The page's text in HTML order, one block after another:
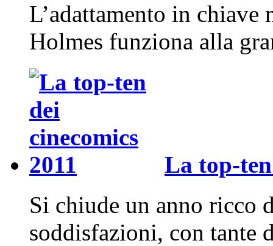
L’adattamento in
Holmes funziona alla
La top-
Si chiude un anno ricco
soddisfazioni, con tante